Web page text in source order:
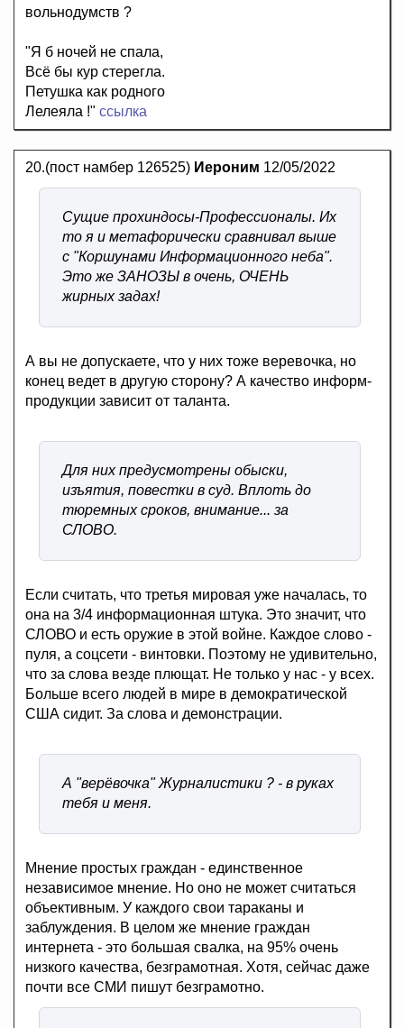
вольнодумств ?
"Я б ночей не спала,
Всё бы кур стерегла.
Петушка как родного
Лелеяла !" ссылка
20.(пост намбер 126525) Иероним 12/05/2022
Сущие прохиндосы-Профессионалы. Их
то я и метафорически сравнивал выше
с "Коршунами Информационного неба".
Это же ЗАНОЗЫ в очень, ОЧЕНЬ
жирных задах!
А вы не допускаете, что у них тоже веревочка, но
конец ведет в другую сторону? А качество информ-
продукции зависит от таланта.
Для них предусмотрены обыски,
изъятия, повестки в суд. Вплоть до
тюремных сроков, внимание... за
СЛОВО.
Если считать, что третья мировая уже началась, то
она на 3/4 информационная штука. Это значит, что
СЛОВО и есть оружие в этой войне. Каждое слово -
пуля, а соцсети - винтовки. Поэтому не удивительно,
что за слова везде плющат. Не только у нас - у всех.
Больше всего людей в мире в демократической
США сидит. За слова и демонстрации.
А "верёвочка" Журналистики ? - в руках
тебя и меня.
Мнение простых граждан - единственное
независимое мнение. Но оно не может считаться
объективным. У каждого свои тараканы и
заблуждения. В целом же мнение граждан
интернета - это большая свалка, на 95% очень
низкого качества, безграмотная. Хотя, сейчас даже
почти все СМИ пишут безграмотно.